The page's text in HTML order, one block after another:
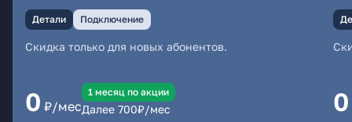
Детали Подключение
Скидка только для новых абонентов.
0 ₽/мес
1 месяц по акции
Далее 700₽/мес 0